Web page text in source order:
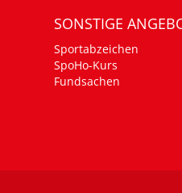
SONSTIGE
Sportabzeichen
SpoHo-Kurs
Fundsachen